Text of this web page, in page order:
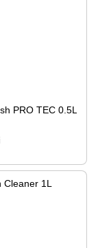
PRO TEC 0.5L